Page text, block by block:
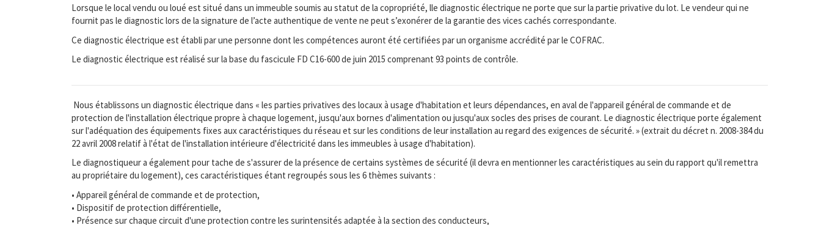
Lorsque le local vendu ou loué est situé dans un immeuble soumis au statut de la copropriété, lle diagnostic électrique ne porte que sur la partie privative du lot. Le vendeur qui ne
fournit pas le diagnostic lors de la signature de l’acte authentique de vente ne peut s’exonérer de la garantie des vices cachés correspondante.
Ce diagnostic électrique est établi par une personne dont les compétences auront été certifiées par un organisme accrédité par le COFRAC.
Le diagnostic électrique est réalisé sur la base du fascicule FD C16-600 de juin 2015 comprenant 93 points de contrôle.
Nous établissons un diagnostic électrique dans « les parties privatives des locaux à usage d'habitation et leurs dépendances, en aval de l'appareil général de commande et de
protection de l'installation électrique propre à chaque logement, jusqu'aux bornes d'alimentation ou jusqu'aux socles des prises de courant. Le diagnostic électrique porte également
sur l'adéquation des équipements fixes aux caractéristiques du réseau et sur les conditions de leur installation au regard des exigences de sécurité. » (extrait du décret n. 2008-384 du
22 avril 2008 relatif à l'état de l'installation intérieure d'électricité dans les immeubles à usage d'habitation).
Le diagnostiqueur a également pour tache de s'assurer de la présence de certains systèmes de sécurité (il devra en mentionner les caractéristiques au sein du rapport qu'il remettra
au propriétaire du logement), ces caractéristiques étant regroupés sous les 6 thèmes suivants :
• Appareil général de commande et de protection,
• Dispositif de protection différentielle,
• Présence sur chaque circuit d'une protection contre les surintensités adaptée à la section des conducteurs,